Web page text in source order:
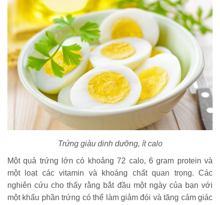
Trứng giàu dinh dưỡng, ít calo
Một quả trứng lớn có khoảng 72 calo, 6 gram protein và
một loạt các vitamin và khoáng chất quan trọng. Các
nghiên cứu cho thấy rằng bắt đầu một ngày của bạn với
một khẩu phần trứng có thể làm giảm đói và tăng cảm giác